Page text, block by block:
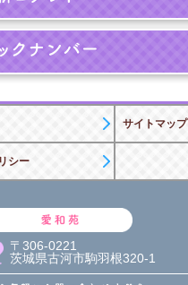
サイトマップ
シー
〒306-0221
茨城県古河市駒羽根320-1